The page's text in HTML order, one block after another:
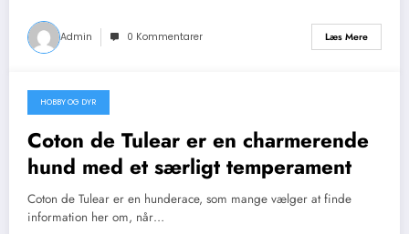
Admin 0 Kommentarer Læs Mere
april 2, 2026
HOBBY OG DYR
Coton de Tulear er en charmerende
hund med et særligt temperament
Coton de Tulear er en hunderace, som mange vælger at finde
information her om, når…